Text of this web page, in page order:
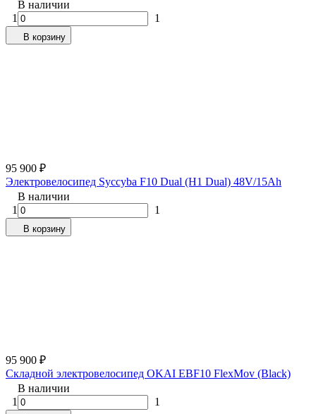
В наличии
1
1
В корзину
95 900 ₽
Электровелосипед Syccyba F10 Dual (H1 Dual) 48V/15Ah
В наличии
1
1
В корзину
95 900 ₽
Складной электровелосипед OKAI EBF10 FlexMov (Black)
В наличии
1
1